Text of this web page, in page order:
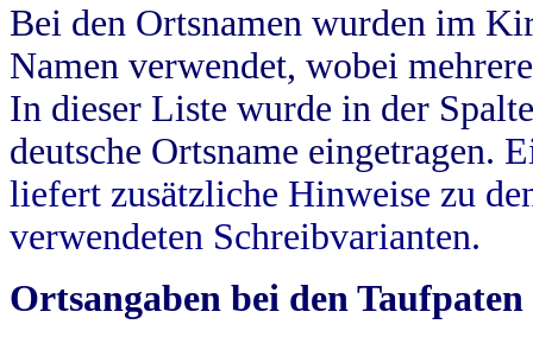
Bei den Ortsnamen wurden im
Namen verwendet, wobei
In dieser Liste wurde in der
deutsche Ortsname eingetragen.
liefert zusätzliche Hinweise zu
verwendeten Schreibvarianten.
Ortsangaben bei den Taufpaten